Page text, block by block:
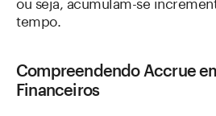
tempo.
Compreendendo Accrue
Financeiros